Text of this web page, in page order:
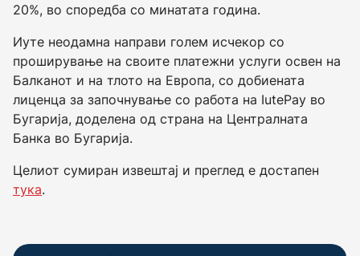
20%, во споредба со минатата година.
Иуте неодамна направи голем исчекор со
проширување на своите платежни услуги освен на
Балканот и на тлото на Европа, со добиената
лиценца за започнување со работа на IutePay во
Бугарија, доделена од страна на Централната
Банка во Бугарија.
Целиот сумиран извештај и преглед е достапен
тука.